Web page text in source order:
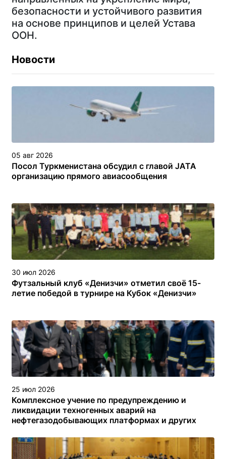
безопасности и устойчивого развития
на основе принципов и целей Устава
ООН.
Новости
05 авг 2026
Посол Туркменистана обсудил с главой JATA
организацию прямого авиасообщения
30 июл 2026
Футзальный клуб «Денизчи» отметил своё 15-
летие победой в турнире на Кубок «Денизчи»
25 июл 2026
Комплексное учение по предупреждению и
ликвидации техногенных аварий на
нефтегазодобывающих платформах и других
туркменском секторе Каспийского моря